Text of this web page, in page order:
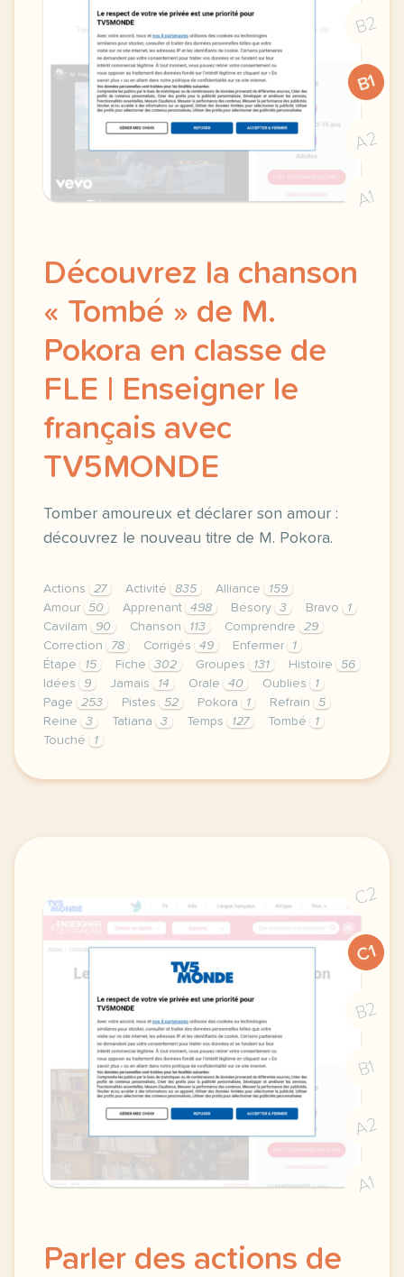
B2
B1
A2
A1
Découvrez la chanson
« Tombé » de M.
Pokora en classe de
FLE | Enseigner le
français avec
TV5MONDE
Tomber amoureux et déclarer son amour :
découvrez le nouveau titre de M. Pokora.
Actions 27 Activité 835 Alliance
159
Amour
50 Apprenant 498 Bésory 3 Bravo
1
Cavilam
90 Chanson 113 Comprendre
29
Correction
78 Corrigés 49 Enfermer
1
Étape
15 Fiche 302 Groupes 131 Histoire
56
Idées
9 Jamais 14 Orale 40 Oublies
1
Page
253 Pistes 52 Pokora 1 Refrain
5
Reine
3 Tatiana 3 Temps 127 Tombé
1
Touché
1
le respect de votre vie privee est une priorite
C2
C1
B2
B1
A2
A1
Parler des actions de